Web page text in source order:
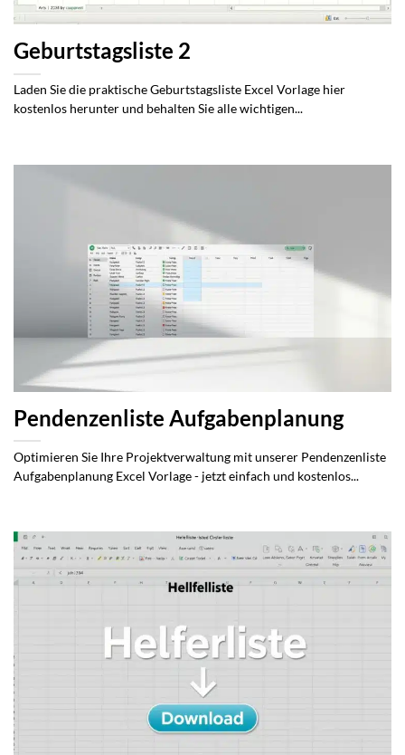
Geburtstagsliste 2
Laden Sie die praktische Geburtstagsliste Excel Vorlage hier
kostenlos herunter und behalten Sie alle wichtigen...
Pendenzenliste Aufgabenplanung
Optimieren Sie Ihre Projektverwaltung mit unserer Pendenzenliste
Aufgabenplanung Excel Vorlage - jetzt einfach und kostenlos...